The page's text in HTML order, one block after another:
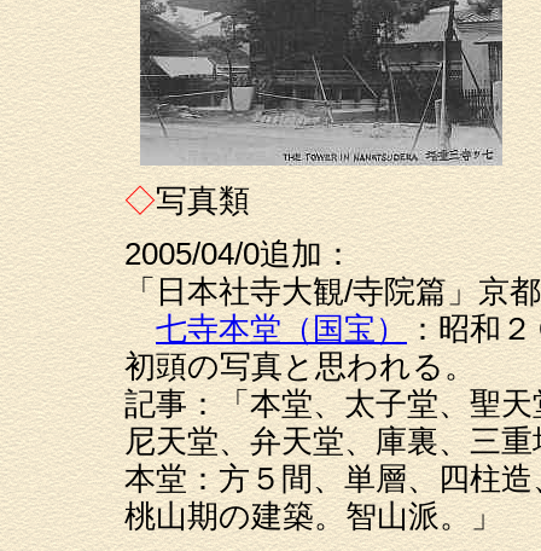
◇写真類
2005/04/0追加：
「日本社寺大観/寺院篇」京
七寺本堂（国宝）：昭和
初頭の写真と思われる。
記事：「本堂、太子堂、聖
尼天堂、弁天堂、庫裏、三
本堂：方５間、単層、四柱
桃山期の建築。智山派。」